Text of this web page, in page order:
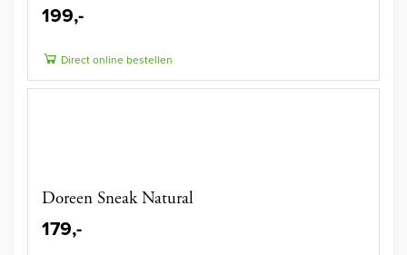
199,-
Direct online bestellen
Doreen Sneak Natural
179,-